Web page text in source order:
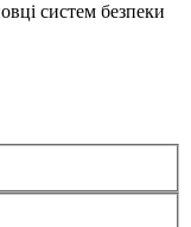
систем безпеки